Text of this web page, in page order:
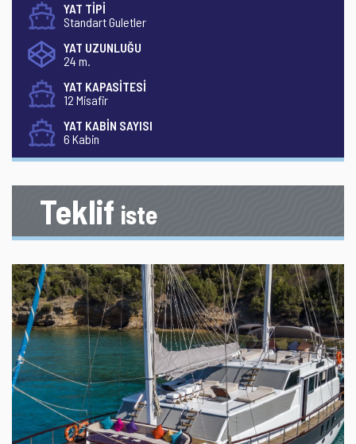
YAT TİPİ
Standart Guletler
YAT UZUNLUĞU
24 m.
YAT KAPASİTESİ
12 Misafir
YAT KABİN SAYISI
6 Kabin
Teklif iste